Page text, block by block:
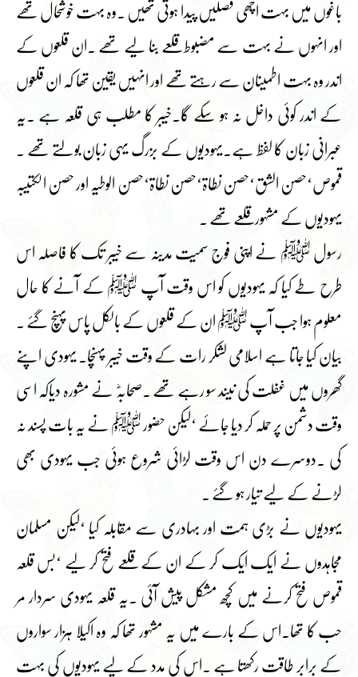
باغوں میں بہت اچھی فصلیں پیدا ہوتی تھیں ۔وہ بہت خوشحال تھے
اور انہوں نے بہت سے مضبوط قلعے بنا لیے تھے ۔ان قلعوں کے
اندر وہ بہت اطمینان سے رہتے تھے اور انہیں یقین تھا کہ ان قلعوں
کے اندر کوئی داخل نہ ہو سکے گا۔خیبر کا مطلب ہی قلعہ ہے ۔یہ
عبرانی زبان کا لفظ ہے۔یہودیوں کے بزرگ یہی زبان بولتے تھے ۔
قموص‘حصن الشق‘حصن نطاۃ‘حصن نطاۃ‘حصن الوطیہ اور حصن الکتیبہ
یہودیوں کے مشہور قلعے تھے ۔
رسول ﷺ نے اپنی فوج سمیت مدینہ سے خیبر تک کا فاصلہ اس
طرح طے کیا کہ یہودیوں کو اس وقت آپ ﷺ کے آنے کا حال
معلوم ہوا جب آپ ﷺ ان کے قلعوں کے بالکل پاس پہنچ گئے ۔
بیان کیا جاتا ہے اسلامی لشکر رات کے وقت خیبر پہنچا۔ یہودی اپنے
گھروں میں غفلت کی نیند سو رہے تھے ۔صحابہؓ نے مشورہ دیاکہ اسی
وقت دشمن پر حملہ کر دیا جائے ‘لیکن حضور ﷺ نے یہ بات پسند نہ
کی ۔دوسرے دن اس وقت لڑائی شروع ہوئی جب یہودی بھی
لڑنے کے لیے تیار ہو گئے ۔
یہودیوں نے بڑی ہمت اور بہادری سے مقابلہ کیا ‘لیکن مسلمان
مجاہدوں نے ایک ایک کر کے ان کے قلعے فتح کر لیے ‘بس قلعہ
قموص فتح کرنے میں کچھ مشکل پیش آئی ۔یہ قلعہ یہودی سردار مر
حب کا تھا۔اس کے بارے میں یہ مشہور تھا کہ وہ اکیلا ہزار سواروں
کے برابر طاقت رکھتا ہے ۔اس کی مدد کے لیے یہودیوں کی بہت